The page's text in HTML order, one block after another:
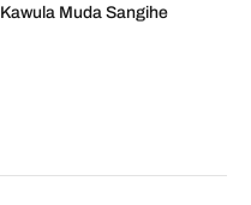
Kawula Muda Sangihe